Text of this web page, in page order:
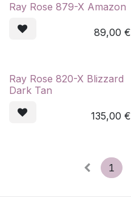
Ray Rose 879-X Amazon
89,00 €
Ray Rose 820-X Blizzard
Dark Tan
135,00 €
1